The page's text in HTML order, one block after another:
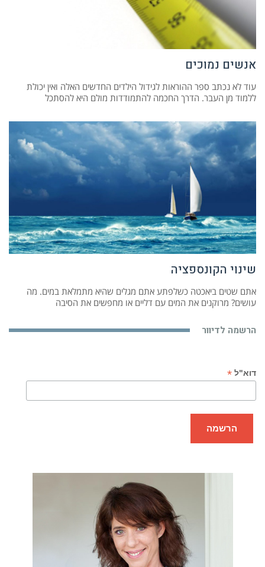
אנשים נמוכים
עוד לא נכתב ספר ההוראות לגידול הילדים החדשים האלה ואין יכולת
ללמוד מן העבר. הדרך החכמה להתמודדות מולם היא להסתכל
שינוי הקונספציה
אתם שטים ביאכטה כשלפתע אתם מגלים שהיא מתמלאת במים. מה
עושים? מרוקנים את המים עם דליים או מחפשים את הסיבה
הרשמה לדיוור
דוא"ל *